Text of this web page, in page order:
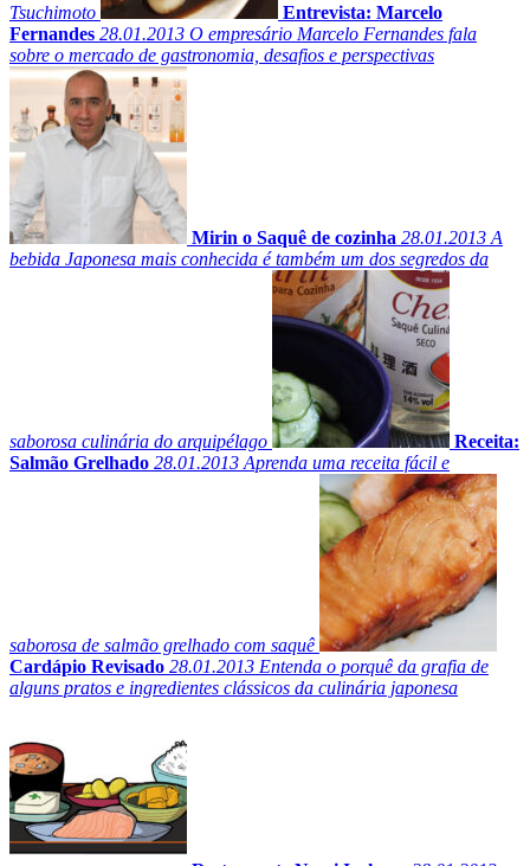
Tsuchimoto
Entrevista: Marcelo
Fernandes 28.01.2013 O empresário Marcelo Fernandes fala
sobre o mercado de gastronomia, desafios e perspectivas
Mirin o Saquê de cozinha 28.01.2013 A
bebida Japonesa mais conhecida é também um dos segredos da
saborosa culinária do arquipélago
Receita:
Salmão Grelhado 28.01.2013 Aprenda uma receita fácil e
saborosa de salmão grelhado com saquê
Cardápio Revisado 28.01.2013 Entenda o porquê da grafia de
alguns pratos e ingredientes clássicos da culinária japonesa